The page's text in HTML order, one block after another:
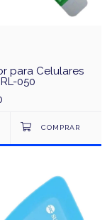
para Celulares
050